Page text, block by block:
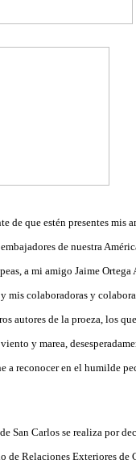
de que estén presentes mis
de nuestra
a mi amigo Jaime
mis colaboradoras y
autores de la proeza, los
y marea,
a reconocer en el humilde
San Carlos se realiza por
de Relaciones Exteriores de